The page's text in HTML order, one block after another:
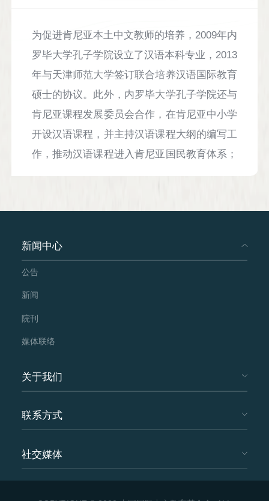
为促进肯尼亚本土中文教师的培养，2009年内
罗毕大学孔子学院设立了汉语本科专业，2013
年与天津师范大学签订联合培养汉语国际教育
硕士的协议。此外，内罗毕大学孔子学院还与
肯尼亚课程发展委员会合作，在肯尼亚中小学
开设汉语课程，并主持汉语课程大纲的编写工
作，推动汉语课程进入肯尼亚国民教育体系；
新闻中心
公告
新闻
院刊
媒体联络
关于我们
联系方式
社交媒体